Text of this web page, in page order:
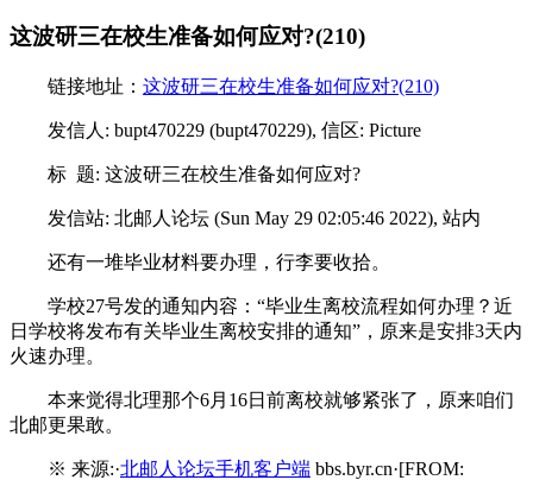
这波研三在校生准备如何应对?(210)
链接地址： 这波研三在校生准备如何应对?(210)
发信人: bupt470229 (bupt470229), 信区: Picture
标 题: 这波研三在校生准备如何应对?
发信站: 北邮人论坛 (Sun May 29 02:05:46 2022), 站内
还有一堆毕业材料要办理，行李要收拾。
学校27号发的通知内容：“毕业生离校流程如何办理？近
日学校将发布有关毕业生离校安排的通知”，原来是安排3天内
火速办理。
本来觉得北理那个6月16日前离校就够紧张了，原来咱们
北邮更果敢。
※ 来源:·北邮人论坛手机客户端 bbs.byr.cn·[FROM: